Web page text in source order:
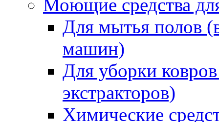
Моющие средства
Для мытья полов
машин)
Для уборки
экстракторов)
Химические